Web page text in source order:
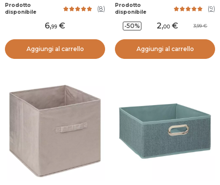
Prodotto
disponibile
(8)
6,99
Aggiungi al carrello
Prodotto
disponibile
(9)
-50% 2,00 3,99
Aggiungi al carrello